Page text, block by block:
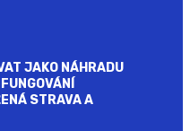
JAKO NÁHRADU
STRAVA A